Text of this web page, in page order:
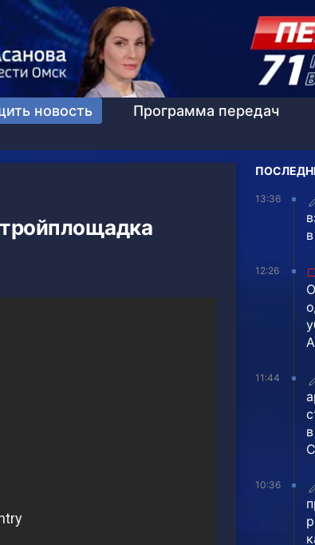
новость Программа передач
13:36
12:26
11:44
10:36